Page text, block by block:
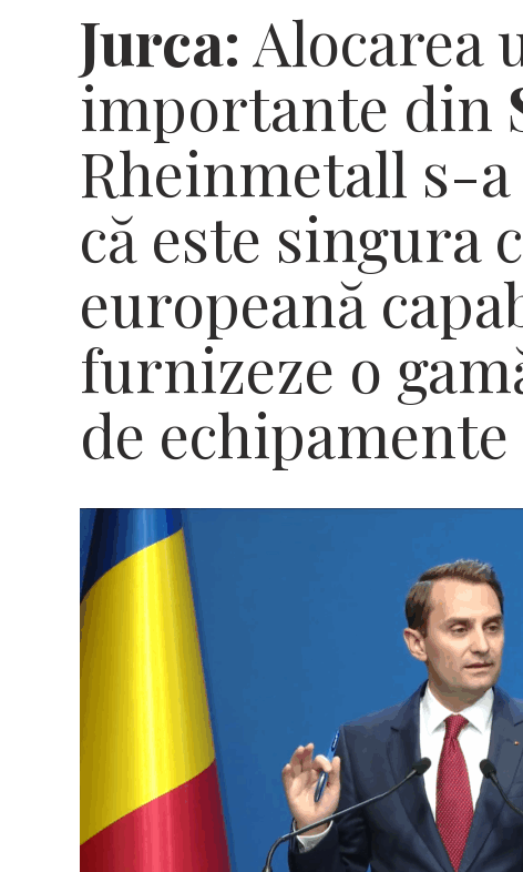
Jurca:Alocarea
importante din
Rheinmetall s-
că este singura
europeană
furnizeze o
de